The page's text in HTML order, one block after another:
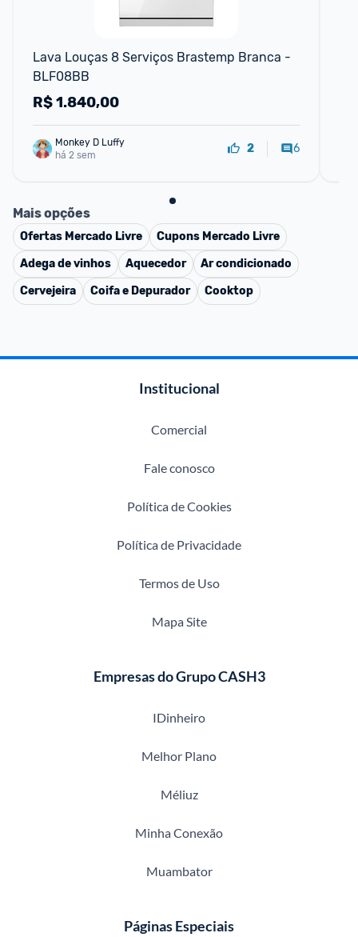
Lava Louças 8 Serviços Brastemp Branca -
BLF08BB
R$1.840,00
Monkey D Luffy
há 2 sem
2 6
Mais opções
Ofertas Mercado Livre Cupons Mercado Livre
Adega de vinhos
Aquecedor
Ar condicionado
Cervejeira
Coifa e Depurador Cooktop
Institucional
Comercial
Fale conosco
Política de Cookies
Política de Privacidade
Termos de Uso
Mapa Site
Empresas do Grupo CASH3
IDinheiro
Melhor Plano
Méliuz
Minha Conexão
Muambator
Páginas Especiais